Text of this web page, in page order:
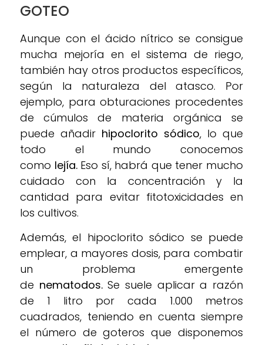
GOTEO
Aunque con el ácido nítrico se consigue
mucha mejoría en el sistema de riego,
también hay otros productos específicos,
según la naturaleza del atasco. Por
ejemplo, para obturaciones procedentes
de cúmulos de materia orgánica se
puede añadir hipoclorito sódico, lo que
todo el mundo conocemos
como lejía. Eso sí, habrá que tener mucho
cuidado con la concentración y la
cantidad para evitar fitotoxicidades en
los cultivos.
Además, el hipoclorito sódico se puede
emplear, a mayores dosis, para combatir
un problema emergente
de nematodos.Se suele aplicar a razón
de 1 litro por cada 1.000 metros
cuadrados, teniendo en cuenta siempre
el número de goteros que disponemos